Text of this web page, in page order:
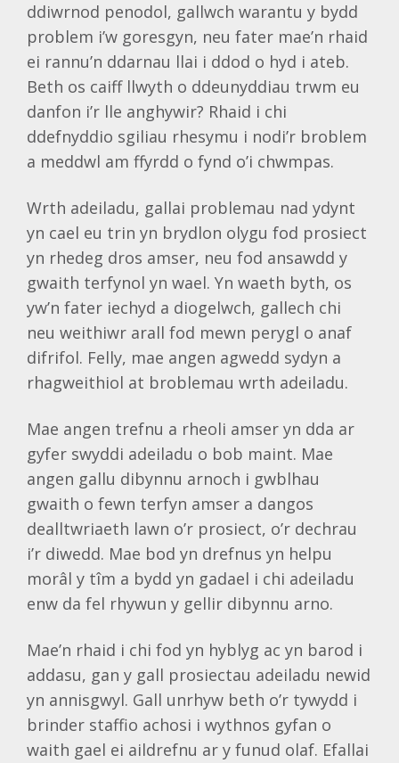
ddiwrnod penodol, gallwch warantu y bydd
problem i’w goresgyn, neu fater mae’n rhaid
ei rannu’n ddarnau llai i ddod o hyd i ateb.
Beth os caiff llwyth o ddeunyddiau trwm eu
danfon i’r lle anghywir? Rhaid i chi
ddefnyddio sgiliau rhesymu i nodi’r broblem
a meddwl am ffyrdd o fynd o’i chwmpas.
Wrth adeiladu, gallai problemau nad ydynt
yn cael eu trin yn brydlon olygu fod prosiect
yn rhedeg dros amser, neu fod ansawdd y
gwaith terfynol yn wael. Yn waeth byth, os
yw’n fater iechyd a diogelwch, gallech chi
neu weithiwr arall fod mewn perygl o anaf
difrifol. Felly, mae angen agwedd sydyn a
rhagweithiol at broblemau wrth adeiladu.
Mae angen trefnu a rheoli amser yn dda ar
gyfer swyddi adeiladu o bob maint. Mae
angen gallu dibynnu arnoch i gwblhau
gwaith o fewn terfyn amser a dangos
dealltwriaeth lawn o’r prosiect, o’r dechrau
i’r diwedd. Mae bod yn drefnus yn helpu
morâl y tîm a bydd yn gadael i chi adeiladu
enw da fel rhywun y gellir dibynnu arno.
Mae’n rhaid i chi fod yn hyblyg ac yn barod i
addasu, gan y gall prosiectau adeiladu newid
yn annisgwyl. Gall unrhyw beth o’r tywydd i
brinder staffio achosi i wythnos gyfan o
waith gael ei aildrefnu ar y funud olaf. Efallai